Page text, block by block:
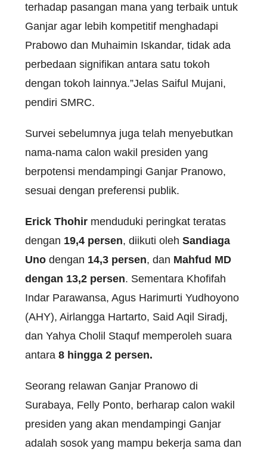
terhadap pasangan mana yang terbaik untuk
Ganjar agar lebih kompetitif menghadapi
Prabowo dan Muhaimin Iskandar, tidak ada
perbedaan signifikan antara satu tokoh
dengan tokoh lainnya.”Jelas Saiful Mujani,
pendiri SMRC.
Survei sebelumnya juga telah menyebutkan
nama-nama calon wakil presiden yang
berpotensi mendampingi Ganjar Pranowo,
sesuai dengan preferensi publik.
Erick Thohir menduduki peringkat teratas
dengan 19,4 persen, diikuti oleh Sandiaga
Uno dengan 14,3 persen, dan Mahfud MD
dengan 13,2 persen. Sementara Khofifah
Indar Parawansa, Agus Harimurti Yudhoyono
(AHY), Airlangga Hartarto, Said Aqil Siradj,
dan Yahya Cholil Staquf memperoleh suara
antara 8 hingga 2 persen.
Seorang relawan Ganjar Pranowo di
Surabaya, Felly Ponto, berharap calon wakil
presiden yang akan mendampingi Ganjar
adalah sosok yang mampu bekerja sama dan